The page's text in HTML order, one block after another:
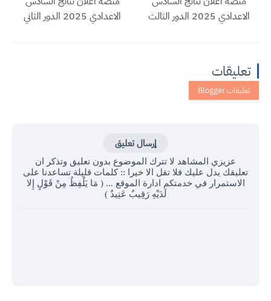
الاعدادي 2025 الدور الثالث
الاعدادي 2025 الدور الثاني
تعليقات
إرسال تعليق
عزيزي المشاهد لا تترك الموضوع بدون تعليق وتذكر ان
تعليقك يدل عليك فلا تقل الا خيرا :: كلمات قليلة تساعدنا على
الاستمرار في خدمتكم ادارة الموقع ... ( مَا يَلْفِظُ مِنْ قَوْلٍ إِلا
لَدَيْهِ رَقِيبٌ عَتِيدٌ )